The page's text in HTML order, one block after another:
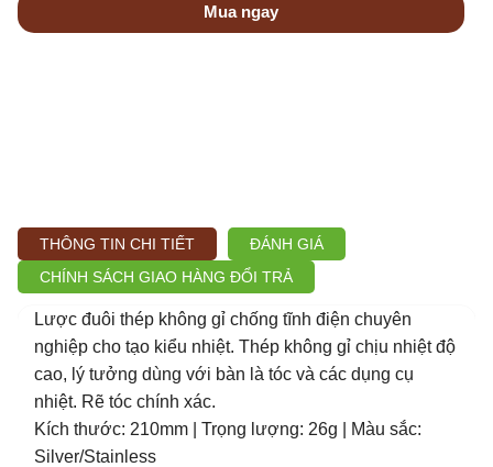
Mua ngay
THÔNG TIN CHI TIẾT
ĐÁNH GIÁ
CHÍNH SÁCH GIAO HÀNG ĐỔI TRẢ
Lược đuôi thép không gỉ chống tĩnh điện chuyên
nghiệp cho tạo kiểu nhiệt. Thép không gỉ chịu nhiệt độ
cao, lý tưởng dùng với bàn là tóc và các dụng cụ
nhiệt. Rẽ tóc chính xác.
Kích thước: 210mm | Trọng lượng: 26g | Màu sắc:
Silver/Stainless